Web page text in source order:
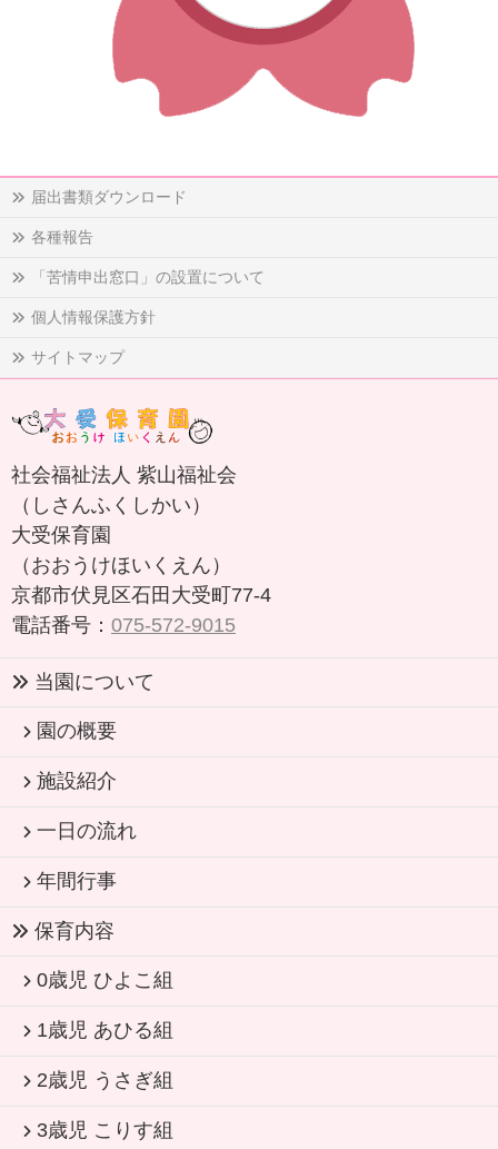
届出書類ダウンロード
各種報告
「苦情申出窓口」の設置について
個人情報保護方針
サイトマップ
社会福祉法人 紫山福祉会
（しさんふくしかい）
大受保育園
（おおうけほいくえん）
京都市伏見区石田大受町77-4
電話番号： 075-572-9015
当園について
園の概要
施設紹介
一日の流れ
年間行事
保育内容
0歳児 ひよこ組
1歳児 あひる組
2歳児 うさぎ組
3歳児 こりす組